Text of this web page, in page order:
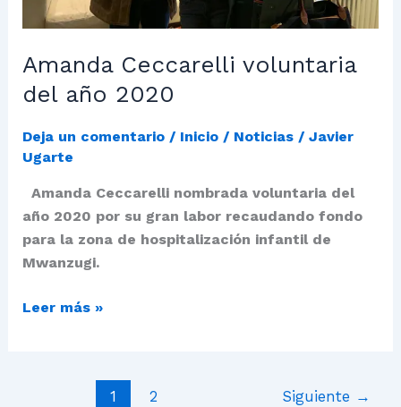
Amanda Ceccarelli voluntaria
del año 2020
Deja un comentario / Inicio / Noticias/ Javier
Ugarte
Amanda Ceccarelli nombrada voluntaria del
año 2020 por su gran labor recaudando fondo
para la zona de hospitalización infantil de
Mwanzugi.
Leer más »
1 2 Siguiente →